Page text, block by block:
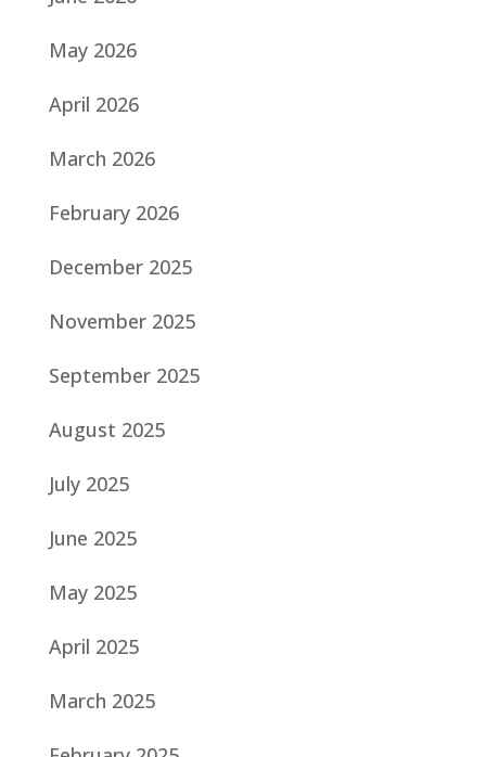
May 2026
April 2026
March 2026
February 2026
December 2025
November 2025
September 2025
August 2025
July 2025
June 2025
May 2025
April 2025
March 2025